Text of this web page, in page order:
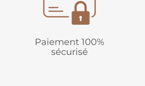
Paiement 100%
sécurisé